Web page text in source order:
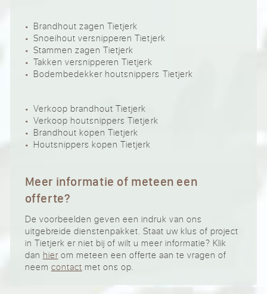
Brandhout zagen Tietjerk
Snoeihout versnipperen Tietjerk
Stammen zagen Tietjerk
Takken versnipperen Tietjerk
Bodembedekker houtsnippers Tietjerk
Verkoop brandhout Tietjerk
Verkoop houtsnippers Tietjerk
Brandhout kopen Tietjerk
Houtsnippers kopen Tietjerk
Meer informatie of meteen een
offerte?
De voorbeelden geven een indruk van ons
uitgebreide dienstenpakket. Staat uw klus of project
in Tietjerk er niet bij of wilt u meer informatie? Klik
dan hierom meteen een offerte aan te vragen of
neem contact met ons op.